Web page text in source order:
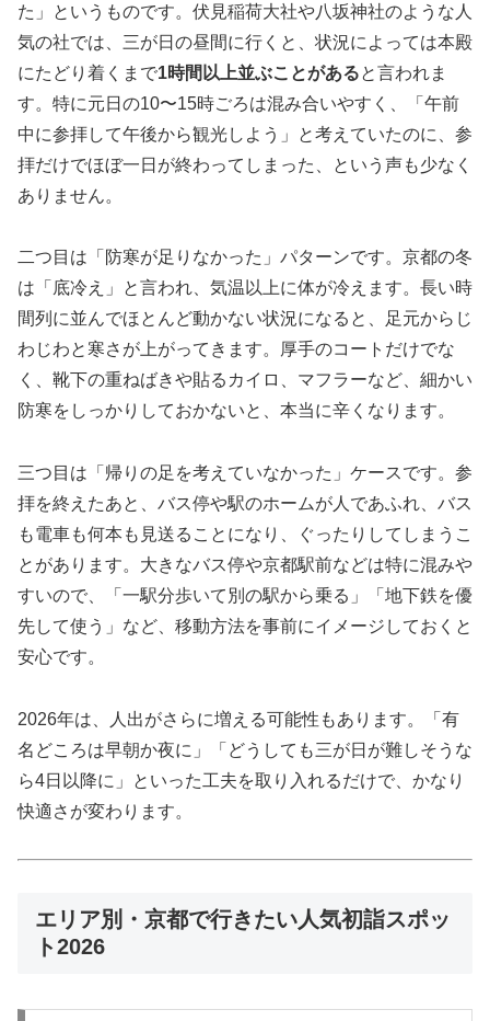
た」というものです。伏見稲荷大社や八坂神社のような人
気の社では、三が日の昼間に行くと、状況によっては本殿
にたどり着くまで1時間以上並ぶことがあると言われま
す。特に元日の10〜15時ごろは混み合いやすく、「午前
中に参拝して午後から観光しよう」と考えていたのに、参
拝だけでほぼ一日が終わってしまった、という声も少なく
ありません。
二つ目は「防寒が足りなかった」パターンです。京都の冬
は「底冷え」と言われ、気温以上に体が冷えます。長い時
間列に並んでほとんど動かない状況になると、足元からじ
わじわと寒さが上がってきます。厚手のコートだけでな
く、靴下の重ねばきや貼るカイロ、マフラーなど、細かい
防寒をしっかりしておかないと、本当に辛くなります。
三つ目は「帰りの足を考えていなかった」ケースです。参
拝を終えたあと、バス停や駅のホームが人であふれ、バス
も電車も何本も見送ることになり、ぐったりしてしまうこ
とがあります。大きなバス停や京都駅前などは特に混みや
すいので、「一駅分歩いて別の駅から乗る」「地下鉄を優
先して使う」など、移動方法を事前にイメージしておくと
安心です。
2026年は、人出がさらに増える可能性もあります。「有
名どころは早朝か夜に」「どうしても三が日が難しそうな
ら4日以降に」といった工夫を取り入れるだけで、かなり
快適さが変わります。
エリア別・京都で行きたい人気初詣スポッ
ト2026